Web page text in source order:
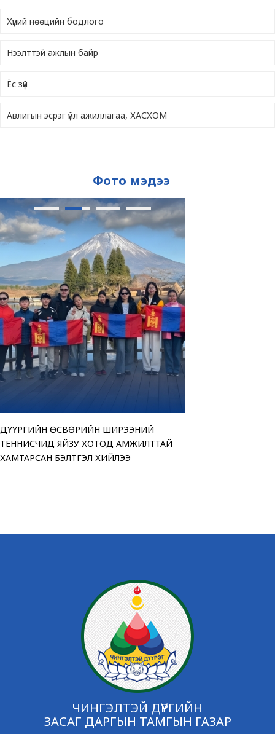
Хүний нөөцийн бодлого
Нээлттэй ажлын байр
Ёс зүй
Авлигын эсрэг үйл ажиллагаа, ХАСХОМ
Фото мэдээ
ДҮҮРГИЙН ӨСВӨРИЙН ШИРЭЭНИЙ
ТЕННИСЧИД ЯЙЗУ ХОТОД АМЖИЛТТАЙ
ХАМТАРСАН БЭЛТГЭЛ ХИЙЛЭЭ
ЧИНГЭЛТЭЙ ДҮҮРГИЙН
ЗАСАГ ДАРГЫН ТАМГЫН ГАЗАР